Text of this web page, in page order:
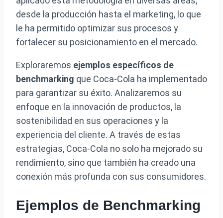
desde la producción hasta el marketing, lo que
le ha permitido optimizar sus procesos y
fortalecer su posicionamiento en el mercado.
Exploraremos ejemplos específicos de
benchmarking que Coca-Cola ha implementado
para garantizar su éxito. Analizaremos su
enfoque en la innovación de productos, la
sostenibilidad en sus operaciones y la
experiencia del cliente. A través de estas
estrategias, Coca-Cola no solo ha mejorado su
rendimiento, sino que también ha creado una
conexión más profunda con sus consumidores.
Ejemplos de Benchmarking